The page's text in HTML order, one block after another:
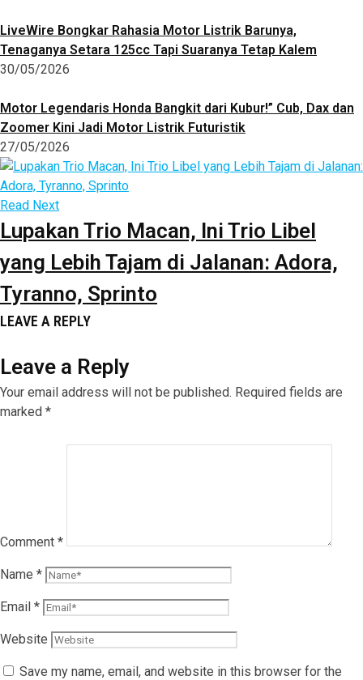
LiveWire Bongkar Rahasia Motor Listrik Barunya,
Tenaganya Setara 125cc Tapi Suaranya Tetap Kalem
30/05/2026
Motor Legendaris Honda Bangkit dari Kubur!” Cub, Dax dan
Zoomer Kini Jadi Motor Listrik Futuristik
27/05/2026
Read Next
Lupakan Trio Macan, Ini Trio Libel
yang Lebih Tajam di Jalanan: Adora,
Tyranno, Sprinto
LEAVE A REPLY
Leave a Reply
Your email address will not be published. Required fields are
marked *
Comment *
Name *
Email *
Website
Save my name, email, and website in this browser for the